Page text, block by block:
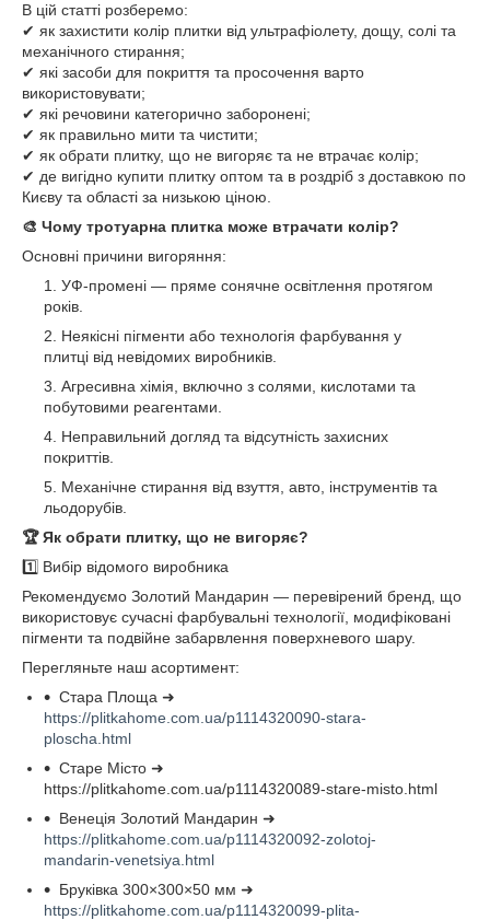
В цій статті розберемо:
✔ як захистити колір плитки від ультрафіолету, дощу, солі та
механічного стирання;
✔ які засоби для покриття та просочення варто
використовувати;
✔ які речовини категорично заборонені;
✔ як правильно мити та чистити;
✔ як обрати плитку, що не вигоряє та не втрачає колір;
✔ де вигідно купити плитку оптом та в роздріб з доставкою по
Києву та області за низькою ціною.
🎨 Чому тротуарна плитка може втрачати колір?
Основні причини вигоряння:
УФ-промені — пряме сонячне освітлення протягом
років.
Неякісні пігменти або технологія фарбування у
плитці від невідомих виробників.
Агресивна хімія, включно з солями, кислотами та
побутовими реагентами.
Неправильний догляд та відсутність захисних
покриттів.
Механічне стирання від взуття, авто, інструментів та
льодорубів.
🏆Як обрати плитку, що не вигоряє?
1️⃣ Вибір відомого виробника
Рекомендуємо Золотий Мандарин — перевірений бренд, що
використовує сучасні фарбувальні технології, модифіковані
пігменти та подвійне забарвлення поверхневого шару.
Перегляньте наш асортимент:
Стара Площа ➜
https://plitkahome.com.ua/p1114320090-stara-
ploscha.html
Старе Місто ➜
https://plitkahome.com.ua/p1114320089-stare-misto.html
Венеція Золотий Мандарин ➜
https://plitkahome.com.ua/p1114320092-zolotoj-
mandarin-venetsiya.html
Бруківка 300×300×50 мм ➜
https://plitkahome.com.ua/p1114320099-plita-